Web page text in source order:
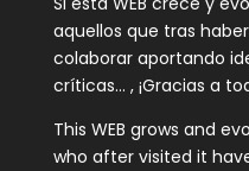
aquellos que tras
colaborar aportando
críticas… , ¡Gracias a
This WEB grows and
who after visited it